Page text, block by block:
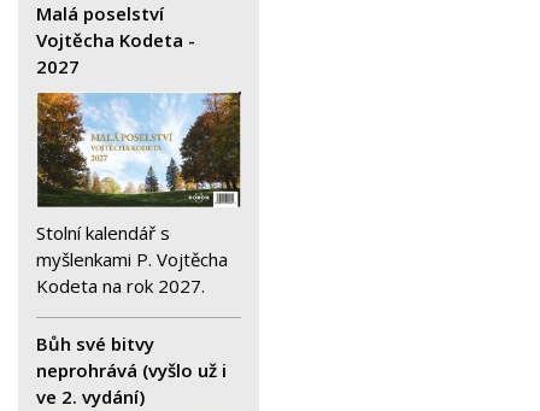
Malá poselství
Vojtěcha Kodeta -
2027
Stolní kalendář s
myšlenkami P. Vojtěcha
Kodeta na rok 2027.
Bůh své bitvy
neprohrává (vyšlo už i
ve 2. vydání)